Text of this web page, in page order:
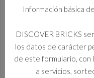
ELFO
LIBRE
cantidad
Añadir al
Información
Información básica
DISCOVER BRICKS
los datos de carácter
de este formulario, con
a servicios,